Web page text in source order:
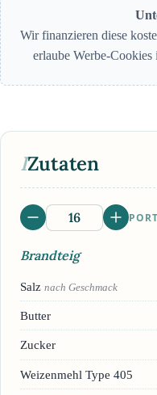
Wir finanzieren diese
erlaube Werbe-Cookies
IZutaten
Brandteig
Salz nach Geschmack
Butter
Zucker
Weizenmehl Type 405